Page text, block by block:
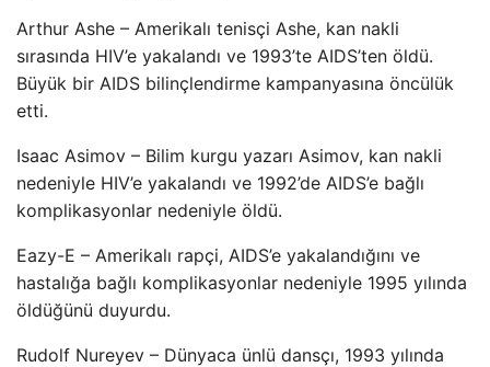
Arthur Ashe – Amerikalı tenisçi Ashe, kan nakli
sırasında HIV’e yakalandı ve 1993’te AIDS’ten öldü.
Büyük bir AIDS bilinçlendirme kampanyasına öncülük
etti.
Isaac Asimov – Bilim kurgu yazarı Asimov, kan nakli
nedeniyle HIV’e yakalandı ve 1992’de AIDS’e bağlı
komplikasyonlar nedeniyle öldü.
Eazy-E – Amerikalı rapçi, AIDS’e yakalandığını ve
hastalığa bağlı komplikasyonlar nedeniyle 1995 yılında
öldüğünü duyurdu.
Rudolf Nureyev – Dünyaca ünlü dansçı, 1993 yılında